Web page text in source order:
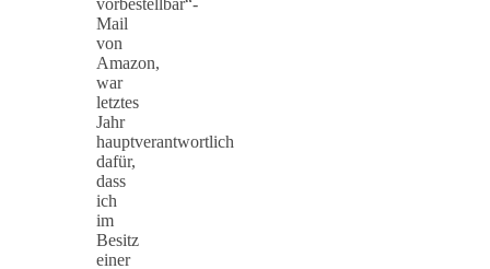
Mail
von
Amazon,
war
letztes
Jahr
hauptverantwortlich
dafür,
dass
ich
im
Besitz
einer